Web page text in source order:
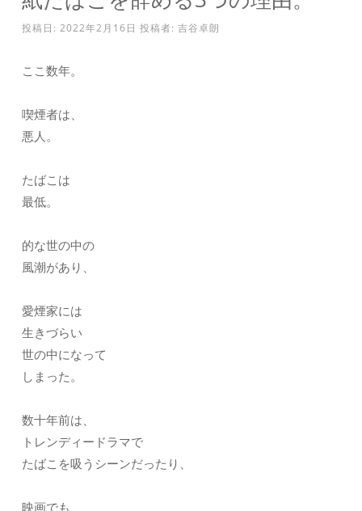
投稿日: 2022年2月16日 投稿者: 吉谷卓朗
ここ数年。
喫煙者は、
悪人。
たばこは
最低。
的な世の中の
風潮があり、
愛煙家には
生きづらい
世の中になって
しまった。
数十年前は、
トレンディードラマで
たばこを吸うシーンだったり、
映画でも